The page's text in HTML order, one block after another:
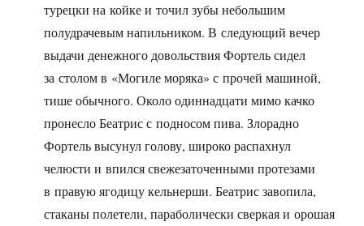
турецки на койке и точил зубы небольшим
полудрачевым напильником. В следующий вечер
выдачи денежного довольствия Фортель сидел
за столом в «Могиле моряка» с прочей машиной,
тише обычного. Около одиннадцати мимо качко
пронесло Беатрис с подносом пива. Злорадно
Фортель высунул голову, широко распахнул
челюсти и впился свежезаточенными протезами
в правую ягодицу кельнерши. Беатрис завопила,
стаканы полетели, параболически сверкая и орошая